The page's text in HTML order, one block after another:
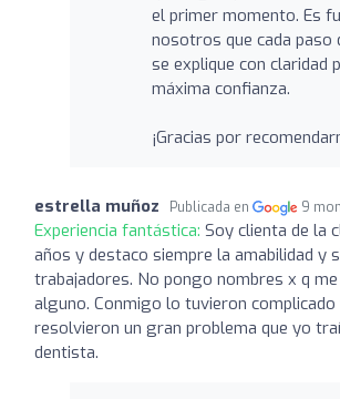
el primer momento. Es
nosotros que cada
se explique con claridad
máxima confianza.
¡Gracias por
estrella muñoz Publicada en 9
Experiencia fantástica: Soy clienta de la
años y destaco siempre la amabilidad y
trabajadores. No pongo nombres x q
alguno. Conmigo lo tuvieron complicado
resolvieron un gran problema que yo
dentista.